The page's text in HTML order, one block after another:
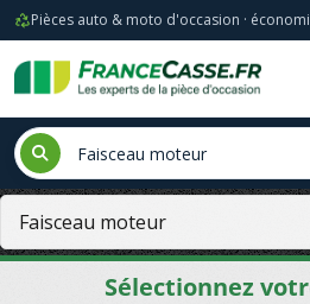
Pièces auto & moto d'occasion ·
Sélectionnez